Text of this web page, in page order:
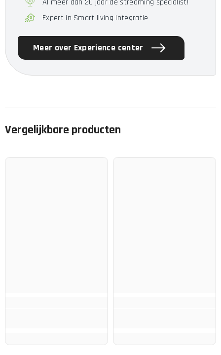
gevoel van de bewerkte aluminium 5-pins connector.
CRBN is compatibel met "Stax Pro Bias" 580 Volt
versterkers zoals die van Woo Audio, Linear Tube Audio,
Mjolnir Audio, Headamp, Stax (natuurlijk) en anderen. De
Expert in Smart living integratie
Meer over Experience center
Vergelijkbare producten